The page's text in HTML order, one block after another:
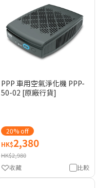
PPP 車用空氣淨化機 PPP-
50-02 [原廠行貨]
20% off
HK$2,380
HK$2,980
比較
收藏